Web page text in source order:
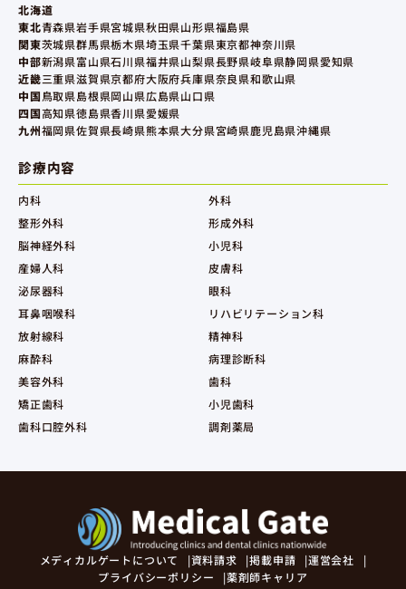
北海道
東北青森県岩手県宮城県秋田県山形県福島県
関東茨城県群馬県栃木県埼玉県千葉県東京都神奈川県
中部新潟県富山県石川県福井県山梨県長野県岐阜県静岡県愛知県
近畿三重県滋賀県京都府大阪府兵庫県奈良県和歌山県
中国鳥取県島根県岡山県広島県山口県
四国高知県徳島県香川県愛媛県
九州福岡県佐賀県長崎県熊本県大分県宮崎県鹿児島県沖縄県
診療内容
内科
外科
整形外科
形成外科
脳神経外科
小児科
産婦人科
皮膚科
泌尿器科
眼科
耳鼻咽喉科
リハビリテーション科
放射線科
精神科
麻酔科
病理診断科
美容外科
歯科
矯正歯科
小児歯科
歯科口腔外科
調剤薬局
メディカルゲートについて 資料請求 掲載申請
運営会社
プライバシーポリシー
薬剤師キャリア